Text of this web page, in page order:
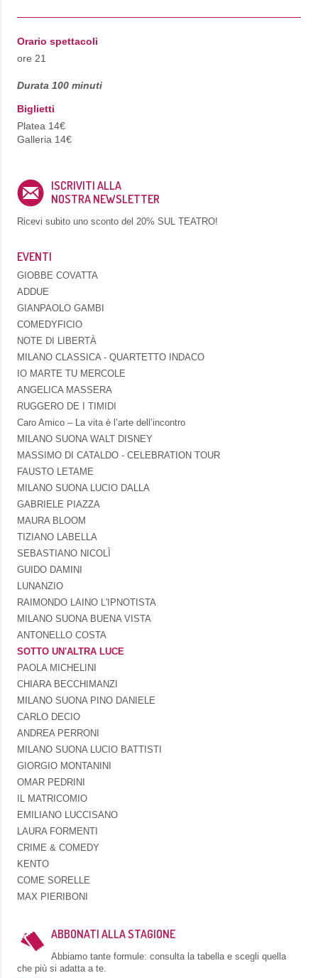
Orario spettacoli
ore 21
Durata 100 minuti
Biglietti
Platea 14€
Galleria 14€
ISCRIVITI ALLA
NOSTRA NEWSLETTER
Ricevi subito uno sconto del 20% SUL TEATRO!
EVENTI
GIOBBE COVATTA
ADDUE
GIANPAOLO GAMBI
COMEDYFICIO
NOTE DI LIBERTÀ
MILANO CLASSICA - QUARTETTO INDACO
IO MARTE TU MERCOLE
ANGELICA MASSERA
RUGGERO DE I TIMIDI
Caro Amico – La vita è l’arte dell’incontro
MILANO SUONA WALT DISNEY
MASSIMO DI CATALDO - CELEBRATION TOUR
FAUSTO LETAME
MILANO SUONA LUCIO DALLA
GABRIELE PIAZZA
MAURA BLOOM
TIZIANO LABELLA
SEBASTIANO NICOLÌ
GUIDO DAMINI
LUNANZIO
RAIMONDO LAINO L'IPNOTISTA
MILANO SUONA BUENA VISTA
ANTONELLO COSTA
SOTTO UN'ALTRA LUCE
PAOLA MICHELINI
CHIARA BECCHIMANZI
MILANO SUONA PINO DANIELE
CARLO DECIO
ANDREA PERRONI
MILANO SUONA LUCIO BATTISTI
GIORGIO MONTANINI
OMAR PEDRINI
IL MATRICOMIO
EMILIANO LUCCISANO
LAURA FORMENTI
CRIME & COMEDY
KENTO
COME SORELLE
MAX PIERIBONI
ABBONATI ALLA STAGIONE
Abbiamo tante formule: consulta la tabella e scegli quella
che più si adatta a te.